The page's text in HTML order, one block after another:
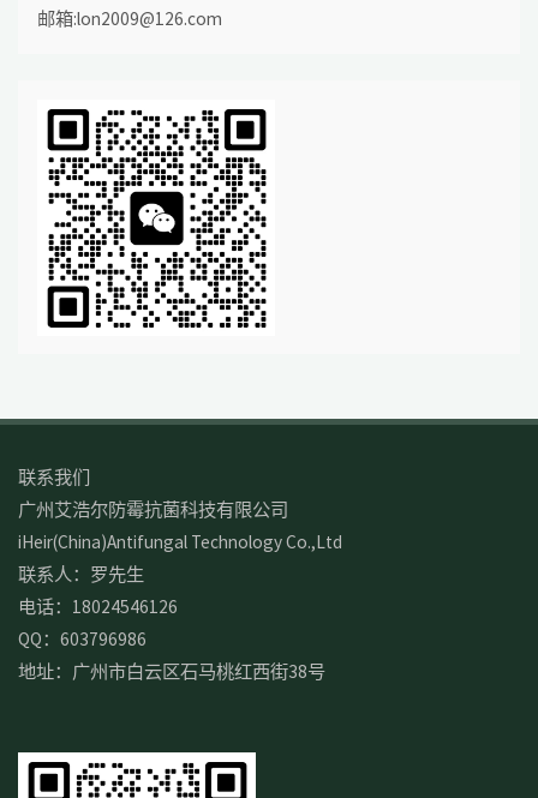
邮箱:lon2009@126.com
联系我们
广州艾浩尔防霉抗菌科技有限公司
iHeir(China)Antifungal Technology Co.,Ltd
联系人：罗先生
电话：18024546126
QQ：603796986
地址：广州市白云区石马桃红西街38号